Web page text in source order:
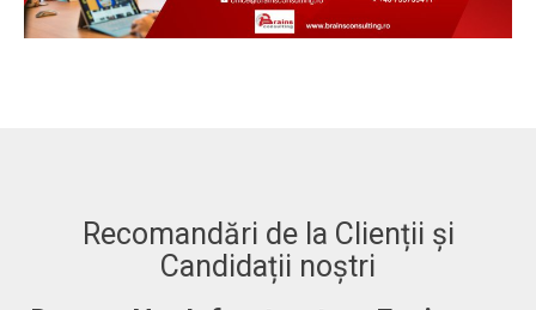
Recomandări de la Clienții și
Candidații noștri